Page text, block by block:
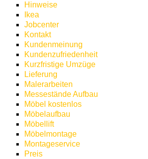
Hinweise
Ikea
Jobcenter
Kontakt
Kundenmeinung
Kundenzufriedenheit
Kurzfristige Umzüge
Lieferung
Malerarbeiten
Messestände Aufbau
Möbel kostenlos
Möbelaufbau
Möbellift
Möbelmontage
Montageservice
Preis